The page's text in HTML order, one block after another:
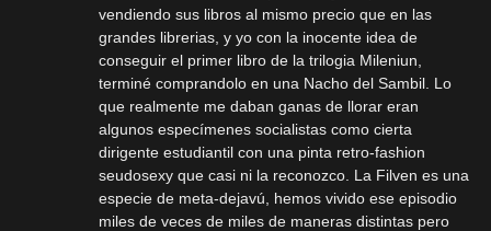
vendiendo sus libros al mismo precio que en las
grandes librerias, y yo con la inocente idea de
conseguir el primer libro de la trilogia Mileniun,
terminé comprandolo en una Nacho del Sambil. Lo
que realmente me daban ganas de llorar eran
algunos especímenes socialistas como cierta
dirigente estudiantil con una pinta retro-fashion
seudosexy que casi ni la reconozco. La Filven es una
especie de meta-dejavú, hemos vivido ese episodio
miles de veces de miles de maneras distintas pero